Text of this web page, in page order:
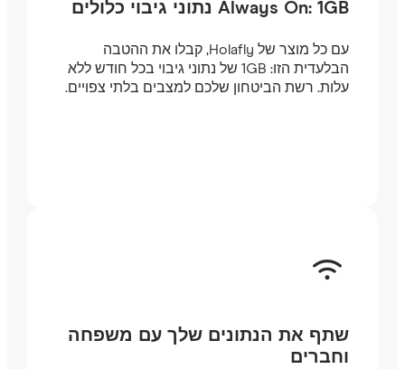
Always On: 1GB נתוני גיבוי כלולים
עם כל מוצר של Holafly, קבלו את ההטבה
הבלעדית הזו: 1GB של נתוני גיבוי בכל חודש ללא
עלות. רשת הביטחון שלכם למצבים בלתי צפויים.
שתף את הנתונים שלך עם משפחה
וחברים